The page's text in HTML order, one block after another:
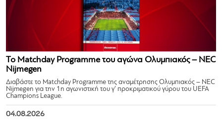
Το Matchday Programme του αγώνα Ολυμπιακός – NEC
Nijmegen
Διαβάστε το Matchday Programme της αναμέτρησης Ολυμπιακός – NEC
Nijmegen για την 1η αγωνιστική του γ’ προκριματικού γύρου του UEFA
Champions League.
04.08.2026